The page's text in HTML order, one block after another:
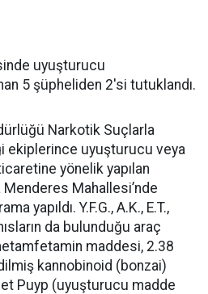
uyuşturucu
5 şüpheliden 2'si tutuklandı.
Narkotik Suçlarla
ekiplerince uyuşturucu veya
yönelik yapılan
Menderes Mahallesi’nde
yapıldı. Y.F.G., A.K., E.T.,
da bulunduğu araç
maddesi, 2.38
kannobinoid (bonzai)
Puyp (uyuşturucu madde